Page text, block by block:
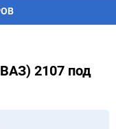
2107 под